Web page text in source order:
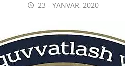
23 - YANVAR, 2020